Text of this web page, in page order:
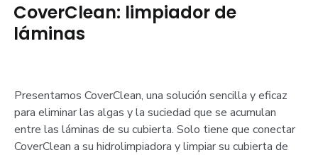
CoverClean: limpiador de
láminas
Presentamos CoverClean, una solución sencilla y eficaz
para eliminar las algas y la suciedad que se acumulan
entre las láminas de su cubierta. Solo tiene que conectar
CoverClean a su hidrolimpiadora y limpiar su cubierta de